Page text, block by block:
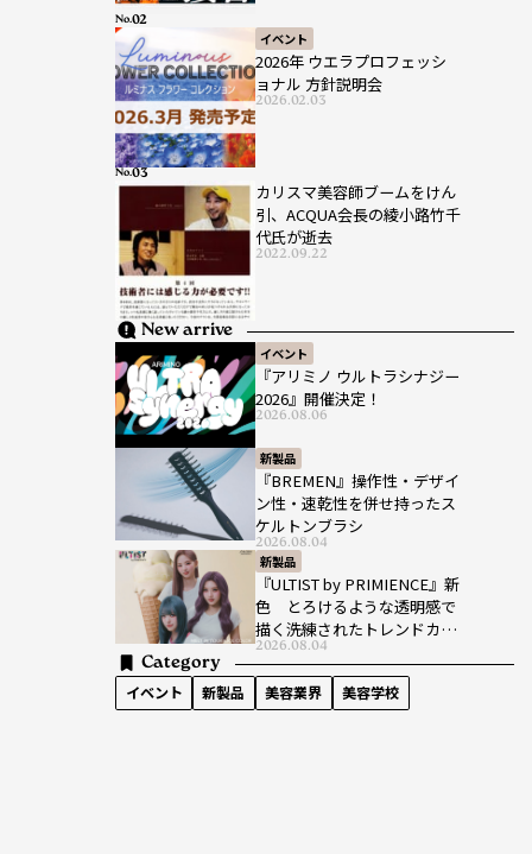
イベント
2026年 ウエラプロフェッシ
ョナル 方針説明会
2026.02.03
No.
カリスマ美容師ブームをけん
引、ACQUA会長の綾小路竹千
代氏が逝去
2022.09.22
No.
New arrive
イベント
『アリミノ ウルトラシナジー
2026』開催決定！
2026.08.06
新製品
『BREMEN』操作性・デザイ
ン性・速乾性を併せ持ったス
ケルトンブラシ
2026.08.04
新製品
『ULTIST by PRIMIENCE』新
色 とろけるような透明感で
描く洗練されたトレンドカラ
ー
2026.08.04
Category
イベント 新製品 美容業界 美容学校